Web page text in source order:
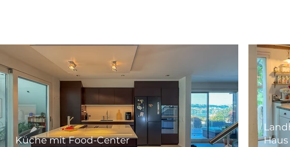
Küche mit Food-Center
Haus